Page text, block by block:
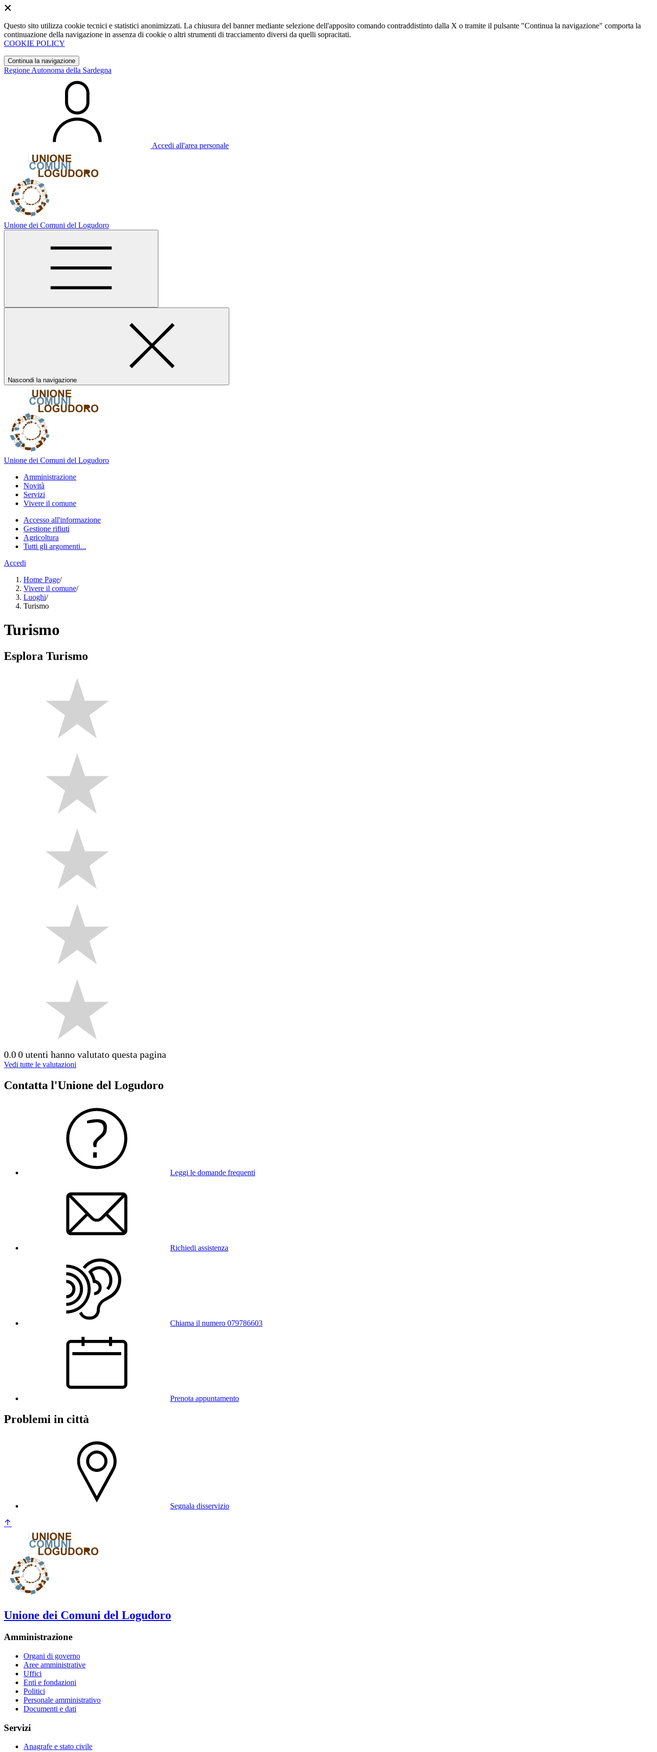
Questo sito utilizza cookie tecnici e statistici anonimizzati. La chiusura del banner mediante selezione dell'apposito comando contraddistinto dalla X o tramite il pulsante "Continua la navigazione" comporta la
continuazione della navigazione in assenza di cookie o altri strumenti di tracciamento diversi da quelli sopracitati.
COOKIE POLICY
Continua la navigazione
Regione Autonoma della Sardegna
Accedi all'area personale
Unione dei Comuni del Logudoro
Nascondi la navigazione
Unione dei Comuni del Logudoro
Amministrazione
Novità
Servizi
Vivere il comune
Accesso all'informazione
Gestione rifiuti
Agricoltura
Tutti gli argomenti...
Accedi
Home Page/
Vivere il comune/
Luoghi/
Turismo
Turismo
Esplora Turismo
0.00 utenti hanno valutato questa pagina
Vedi tutte le valutazioni
Contatta l'Unione del Logudoro
Leggi le domande frequenti
Richiedi assistenza
Chiama il numero 079786603
Prenota appuntamento
Problemi in città
Segnala disservizio
Unione dei Comuni del Logudoro
Amministrazione
Organi di governo
Aree amministrative
Uffici
Enti e fondazioni
Politici
Personale amministrativo
Documenti e dati
Servizi
Anagrafe e stato civile